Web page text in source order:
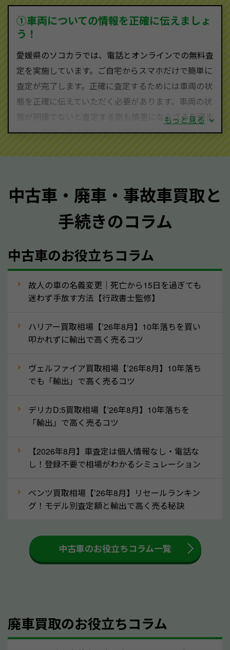
を実現し、お客様に利益を還元することができるので
す。
590-870）までお問い合わせ下さい。
査定・ご相談・見積もりはすべて無料で行います。安
心してお問い合わせください。
①車両についての情報を正確に伝えましょ
う！
愛媛県のソコカラでは、電話とオンラインでの無料査
定を実施しています。ご自宅からスマホだけで簡単に
査定が完了します。正確に査定するためには車両の状
態を正確に伝えていただく必要があります。車両の状
態が明確でないと査定する側も慎重にならざるを得ま
せん。廃車・事故車査定する際はできるだけ車検証を
質問させていただく内容は以下の通りとなります。
メーカー／車種
型式／グレード
走行距離（例：約〇万キロ）
車検の満了日
内装や外装の状態
定を行い高価買取価格をつけやすくなります。
ってきます！
月割りで返還されるものです。ですから、自動車税の
還付金は早めに売却するほど多く還付されます。不要
③自動車税の還付金の扱いについて確認し
車を廃車にすると、自動車税の還付金を受け取ること
付金をお客様に返還しない業者もあります。廃車査定
をする際には、自動車税の還付金の返還があるかどう
かを確認するようにしてください。愛媛県のソコカラ
人気の車種は廃車の状態でも、高価買取が可能です。
もっと見る
中古車・廃車・事故車買取と
手続きのコラム
中古車のお役立ちコラム
故人の車の名義変更｜死亡から15日を過ぎても
迷わず手放す方法【行政書士監修】
ハリアー買取相場【’26年8月】10年落ちを買い
叩かれずに輸出で高く売るコツ
ヴェルファイア買取相場【’26年8月】10年落ち
でも「輸出」で高く売るコツ
デリカD:5買取相場【’26年8月】10年落ちを
「輸出」で高く売るコツ
【2026年8月】車査定は個人情報なし・電話な
し！登録不要で相場がわかるシミュレーション
ベンツ買取相場【’26年8月】リセールランキン
グ！モデル別査定額と輸出で高く売る秘訣
中古車のお役立ちコラム一覧
廃車買取のお役立ちコラム